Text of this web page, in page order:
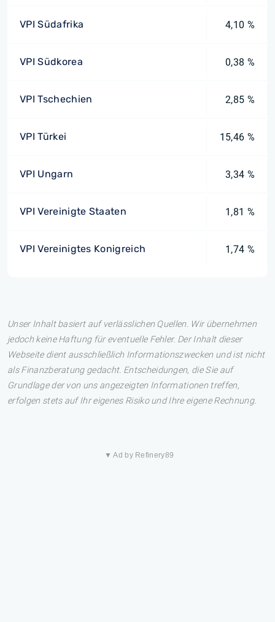
VPI Südafrika 4,10 %
VPI Südkorea 0,38 %
VPI Tschechien 2,85 %
VPI Türkei 15,46 %
VPI Ungarn 3,34 %
VPI Vereinigte Staaten 1,81 %
VPI Vereinigtes Konigreich 1,74 %
Unser Inhalt basiert auf verlässlichen Quellen. Wir übernehmen
jedoch keine Haftung für eventuelle Fehler. Der Inhalt dieser
Webseite dient ausschließlich Informationszwecken und ist nicht
als Finanzberatung gedacht. Entscheidungen, die Sie auf
Grundlage der von uns angezeigten Informationen treffen,
erfolgen stets auf Ihr eigenes Risiko und Ihre eigene Rechnung.
▼ Ad by Refinery89